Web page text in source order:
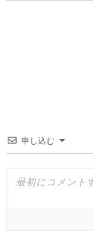
申し込む